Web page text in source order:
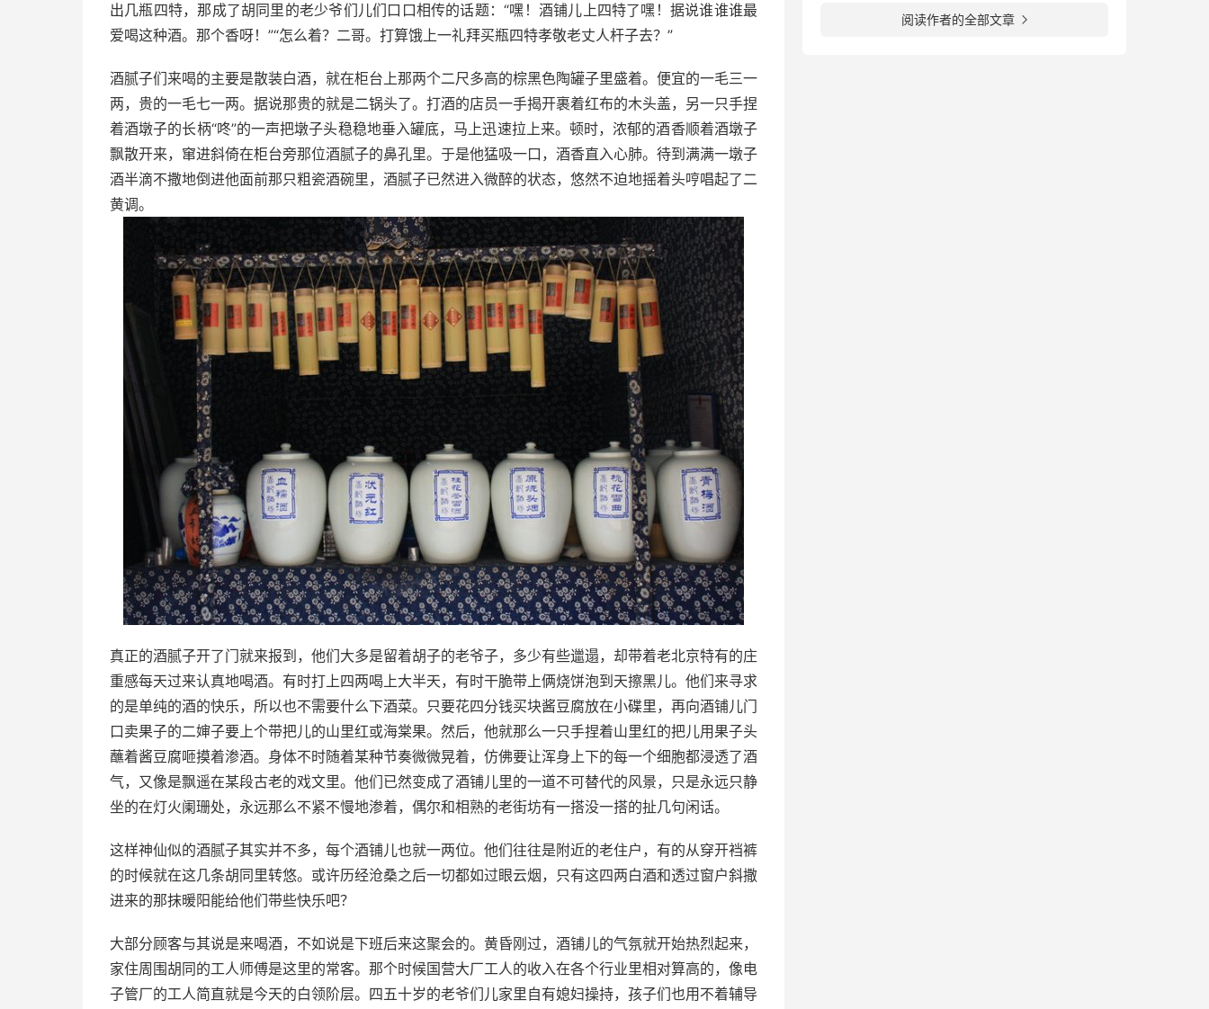
出几瓶四特，那成了胡同里的老少爷们儿们口口相传的话题：“嘿！酒铺儿上四特了嘿！据说谁谁谁最
爱喝这种酒。那个香呀！ ”“怎么着？二哥。打算饿上一礼拜买瓶四特孝敬老丈人杆子去？ ”
酒腻子们来喝的主要是散装白酒，就在柜台上那两个二尺多高的棕黑色陶罐子里盛着。便宜的一毛三一
两，贵的一毛七一两。据说那贵的就是二锅头了。打酒的店员一手揭开裹着红布的木头盖，另一只手捏
着酒墩子的长柄“咚”的一声把墩子头稳稳地垂入罐底，马上迅速拉上来。顿时，浓郁的酒香顺着酒墩子
飘散开来，窜进斜倚在柜台旁那位酒腻子的鼻孔里。于是他猛吸一口，酒香直入心肺。待到满满一墩子
酒半滴不撒地倒进他面前那只粗瓷酒碗里，酒腻子已然进入微醉的状态，悠然不迫地摇着头哼唱起了二
黄调。
真正的酒腻子开了门就来报到，他们大多是留着胡子的老爷子，多少有些邋遢，却带着老北京特有的庄
重感每天过来认真地喝酒。有时打上四两喝上大半天，有时干脆带上俩烧饼泡到天擦黑儿。他们来寻求
的是单纯的酒的快乐，所以也不需要什么下酒菜。只要花四分钱买块酱豆腐放在小碟里，再向酒铺儿门
口卖果子的二婶子要上个带把儿的山里红或海棠果。然后，他就那么一只手捏着山里红的把儿用果子头
蘸着酱豆腐咂摸着渗酒。身体不时随着某种节奏微微晃着，仿佛要让浑身上下的每一个细胞都浸透了酒
气，又像是飘遥在某段古老的戏文里。他们已然变成了酒铺儿里的一道不可替代的风景，只是永远只静
坐的在灯火阑珊处，永远那么不紧不慢地渗着，偶尔和相熟的老街坊有一搭没一搭的扯几句闲话。
这样神仙似的酒腻子其实并不多，每个酒铺儿也就一两位。他们往往是附近的老住户，有的从穿开裆裤
的时候就在这几条胡同里转悠。或许历经沧桑之后一切都如过眼云烟，只有这四两白酒和透过窗户斜撒
进来的那抹暖阳能给他们带些快乐吧？
大部分顾客与其说是来喝酒，不如说是下班后来这聚会的。黄昏刚过，酒铺儿的气氛就开始热烈起来，
家住周围胡同的工人师傅是这里的常客。那个时候国营大厂工人的收入在各个行业里相对算高的，像电
子管厂的工人简直就是今天的白领阶层。四五十岁的老爷们儿家里自有媳妇操持，孩子们也用不着辅导
阅读作者的全部文章 